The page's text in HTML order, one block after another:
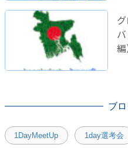
編
ブ
1DayMeetUp 1day選考会